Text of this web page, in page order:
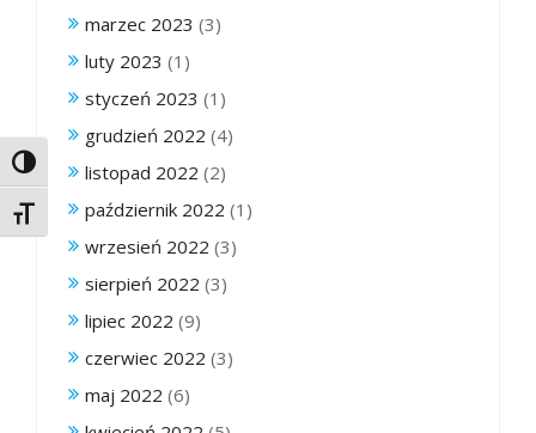
Toggle High Contrast
Toggle Font size
marzec 2023 (3)
luty 2023 (1)
styczeń 2023 (1)
grudzień 2022 (4)
listopad 2022 (2)
październik 2022 (1)
wrzesień 2022 (3)
sierpień 2022 (3)
lipiec 2022 (9)
czerwiec 2022 (3)
maj 2022 (6)